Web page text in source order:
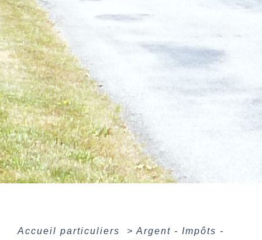
Accueil particuliers > Argent - Impôts -